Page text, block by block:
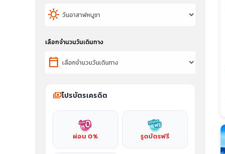
sunny
เลือกจำนวนวันเดินทาง
calendar_today
paymentsโปรบัตรเครดิต
ผ่อน 0% รูดบัตรฟรี